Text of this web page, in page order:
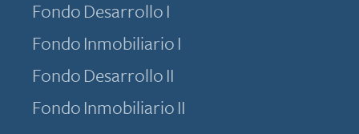
Fondo Desarrollo I
Fondo Inmobiliario I
Fondo Desarrollo II
Fondo Inmobiliario II